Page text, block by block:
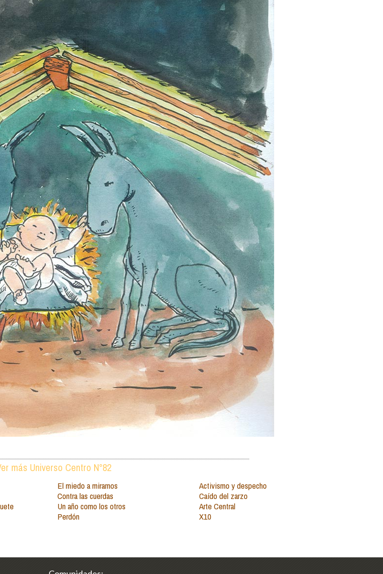
más Universo Centro N°82
El miedo a mirarnos
Contra las cuerdas
Un año como los otros
Perdón
Activismo y despecho
Caído del zarzo
Arte Central
X10